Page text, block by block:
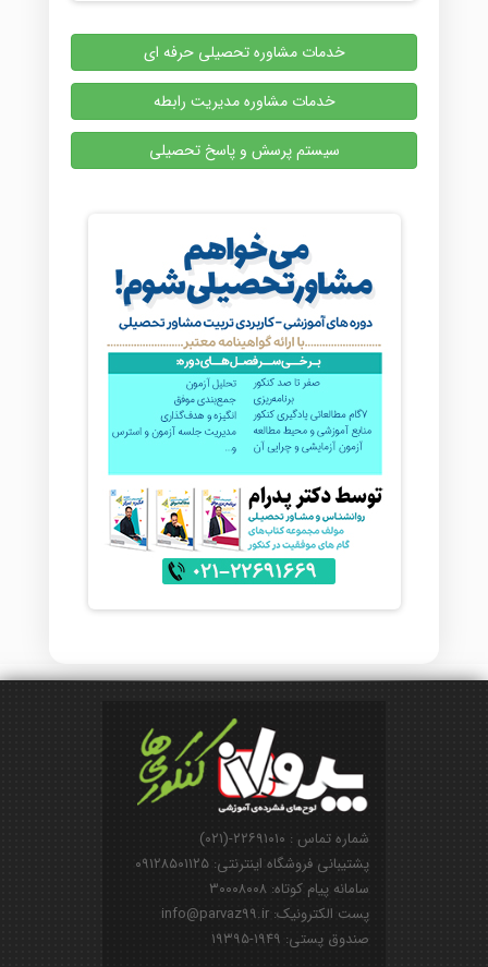
خدمات مشاوره تحصیلی حرفه ای
خدمات مشاوره مدیریت رابطه
سیستم پرسش و پاسخ تحصیلی
شماره تماس : ۲۲۶۹۱۰۱۰-(۰۲۱)
پشتیبانی فروشگاه اینترنتی: ۰۹۱۲۸۵۰۱۱۲۵
سامانه پیام کوتاه: ۳۰۰۰۸۰۰۸
پست الکترونیک: info@parvaz99.ir
صندوق پستی: ۱۹۴۹-۱۹۳۹۵